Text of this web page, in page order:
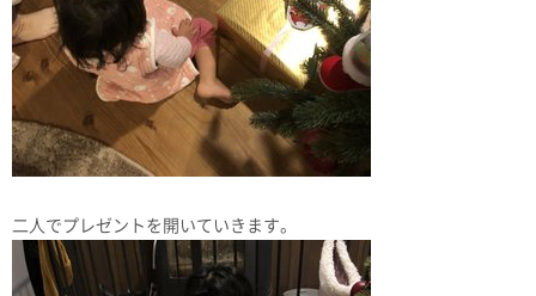
二人でプレゼントを開いていきます。